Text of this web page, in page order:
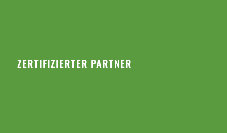
ZERTIFIZIERTER PARTNER